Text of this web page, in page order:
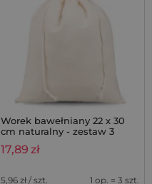
Worek bawełniany 22 x 30
cm naturalny - zestaw 3
sztuk
17,89 zł
5,96 zł / szt. 1 op. = 3 szt.